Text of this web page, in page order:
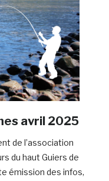
avril 2025
de l’association
du haut Guiers de
émission des infos,